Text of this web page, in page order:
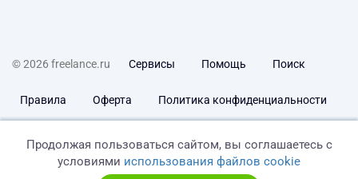
© 2026 freelance.ru Сервисы Помощь Поиск
Правила Оферта Политика конфиденциальности
Продолжая пользоваться сайтом, вы соглашаетесь с
условиями использования файлов cookie